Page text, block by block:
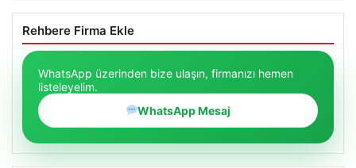
Rehbere Firma Ekle
WhatsApp üzerinden bize ulaşın, firmanızı hemen
listeleyelim.
WhatsApp Mesaj